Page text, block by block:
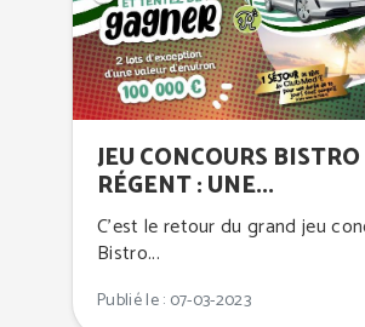
JEU CONCOURS BISTRO
RÉGENT : UNE...
C’est le retour du grand jeu
Bistro...
Publié le : 07-03-2023